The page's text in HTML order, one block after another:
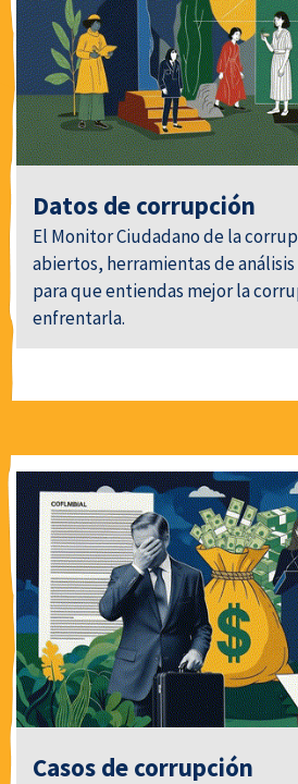
Datos de corrupción
El Monitor Ciudadano de la
abiertos, herramientas de
para que entiendas mejor la
enfrentarla.
Casos de corrupción